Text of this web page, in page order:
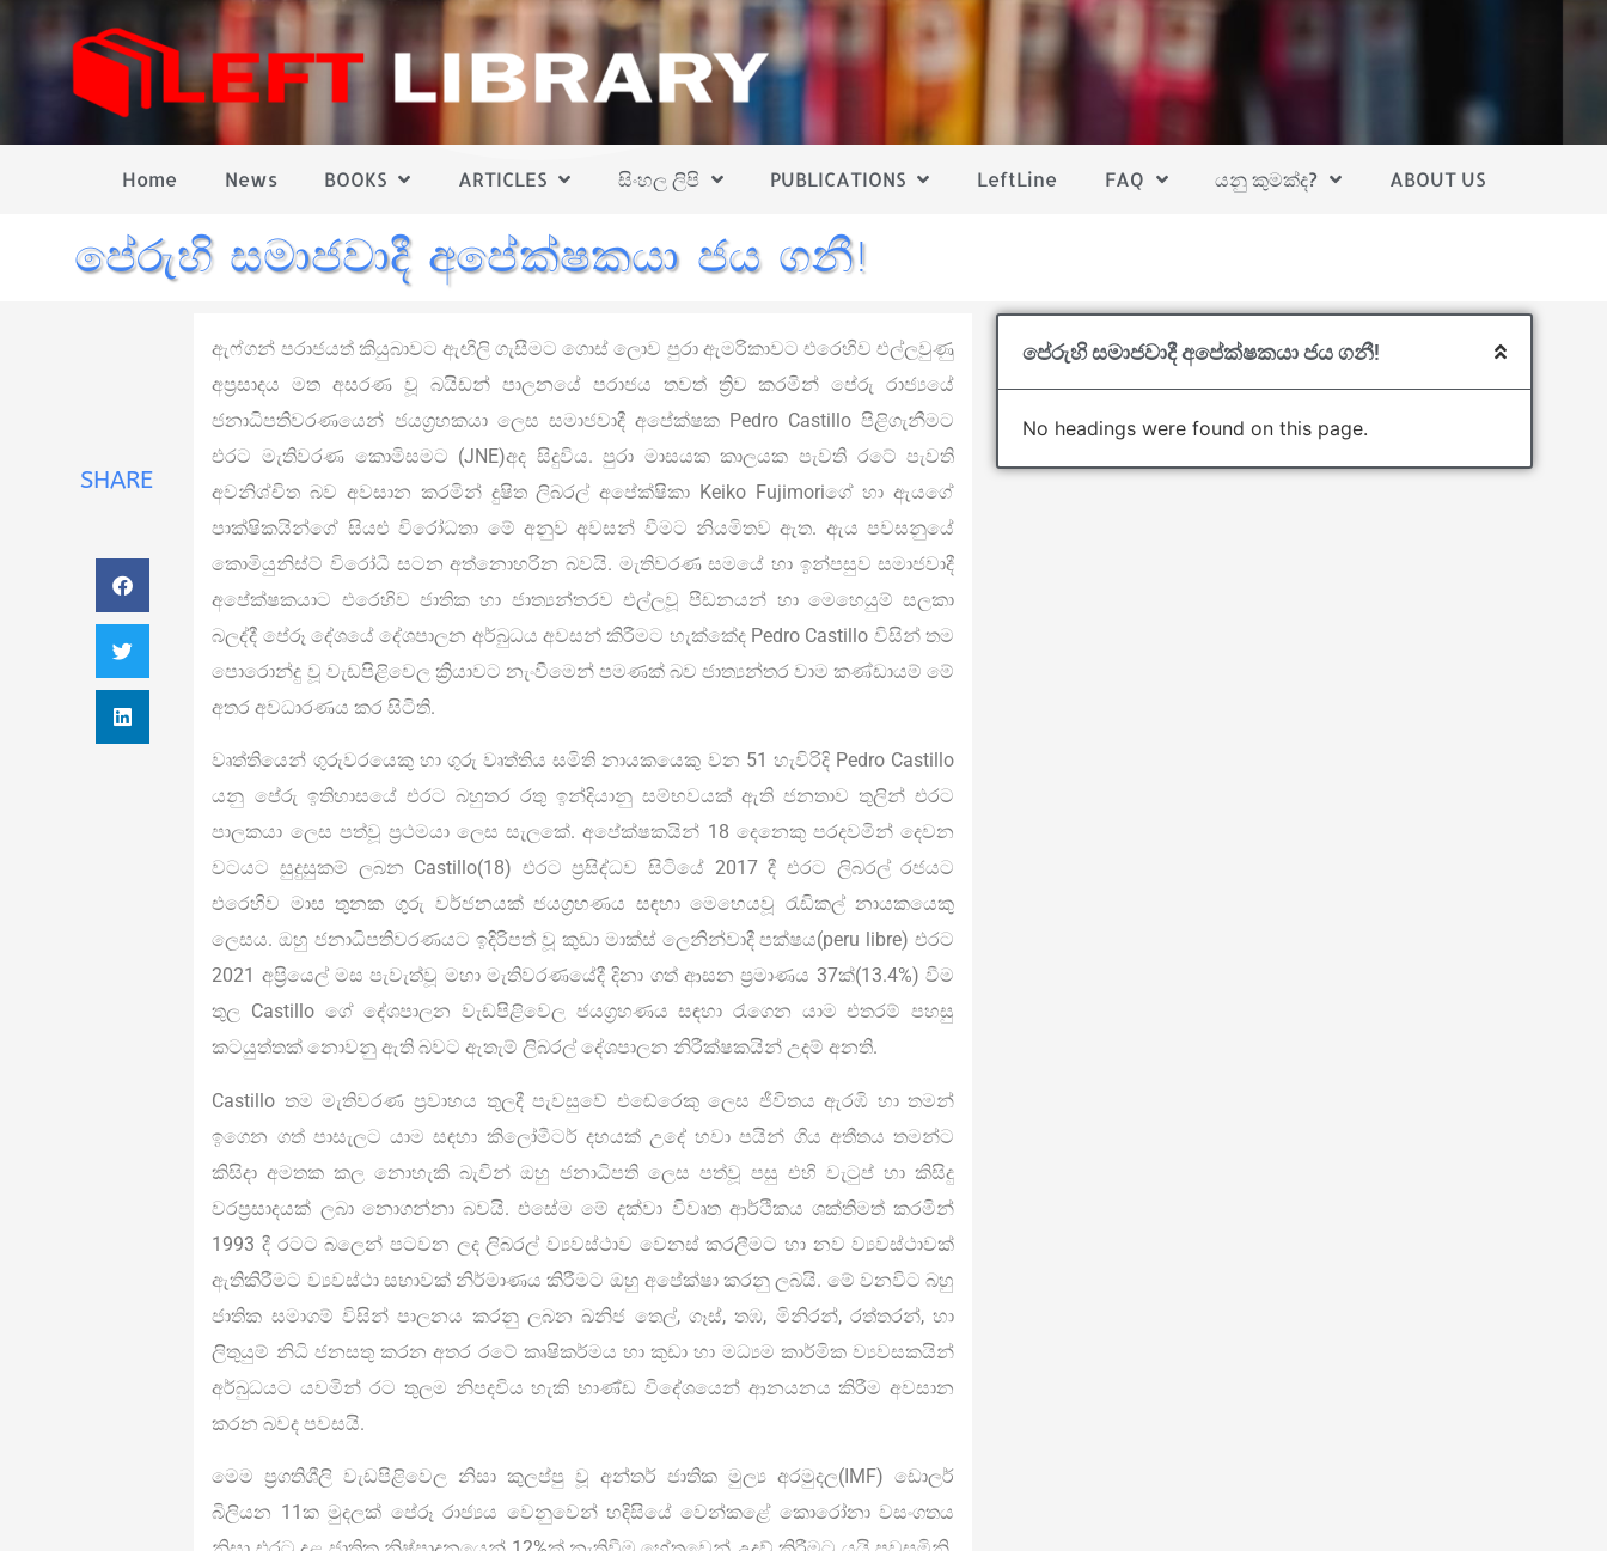
Home News BOOKS ARTICLES සිංහල ලිපි PUBLICATIONS LeftLine FAQ යනු කුමක්ද? ABOUT US
පේරුහි සමාජවාදී අපේක්ෂකයා ජය ගනී!
SHARE
ඇෆ්ගන් පරාජයත් කියුබාවට ඇඟිලි ගැසීමට ගොස් ලොව පුරා ඇමරිකාවට එරෙහිව එල්ලවුණු
අප්‍රසාදය මත අසරණ වූ බයිඩන් පාලනයේ පරාජය තවත් ත්‍රිව කරමින් පේරු රාජ්‍යයේ
ජනාධිපතිවරණයෙන් ජයග්‍රහකයා ලෙස සමාජවාදී අපේක්ෂක Pedro Castillo පිළිගැනීමට
එරට මැතිවරණ කොමිසමට (JNE)අද සිදුවිය. පුරා මාසයක කාලයක පැවති රටේ පැවති
අවනිශ්චිත බව අවසාන කරමින් දුෂිත ලිබරල් අපේක්ෂිකා Keiko Fujimoriගේ හා ඇයගේ
පාක්ෂිකයින්ගේ සියළු විරෝධතා මේ අනුව අවසන් වීමට නියමිතව ඇත. ඇය පවසනුයේ
කොමියුනිස්ට් විරෝධී සටන අත්නොහරින බවයි. මැතිවරණ සමයේ හා ඉන්පසුව සමාජවාදී
අපේක්ෂකයාට එරෙහිව ජාතික හා ජාත්‍යන්තරව එල්ලවූ පීඩනයන් හා මෙහෙයුම් සලකා
බලද්දී පේරූ දේශයේ දේශපාලන අර්බුධය අවසන් කිරීමට හැක්කේද Pedro Castillo විසින් තම
පොරොන්දු වූ වැඩපිළිවෙල ක්‍රියාවට නැංවීමෙන් පමණක් බව ජාත්‍යන්තර වාම කණ්ඩායම් මේ
අතර අවධාරණය කර සිටිති.
වෘත්තියෙන් ගුරුවරයෙකු හා ගුරු වෘත්තිය සමිති නායකයෙකු වන 51 හැවිරිදි Pedro Castillo
යනු පේරු ඉතිහාසයේ එරට බහුතර රතු ඉන්දියානු සම්භවයක් ඇති ජනතාව තුලින් එරට
පාලකයා ලෙස පත්වූ ප්‍රථමයා ලෙස සැලකේ. අපේක්ෂකයින් 18 දෙනෙකු පරදවමින් දෙවන
වටයට සුදුසුකම් ලබන Castillo(18) එරට ප්‍රසිද්ධව සිටියේ 2017 දී එරට ලිබරල් රජයට
එරෙහිව මාස තුනක ගුරු වර්ජනයක් ජයග්‍රහණය සඳහා මෙහෙයවූ රැඩිකල් නායකයෙකු
ලෙසය. ඔහු ජනාධිපතිවරණයට ඉදිරිපත් වූ කුඩා මාක්ස් ලෙනින්වාදී පක්ෂය(peru libre) එරට
2021 අප්‍රියෙල් මස පැවැත්වූ මහා මැතිවරණයේදී දිනා ගත් ආසන ප්‍රමාණය 37ක්(13.4%) වීම
තුල Castillo ගේ දේශපාලන වැඩපිළිවෙල ජයග්‍රහණය සඳහා රැගෙන යාම එතරම් පහසු
කටයුත්තක් නොවනු ඇති බවට ඇතැම් ලිබරල් දේශපාලන නිරීක්ෂකයින් උදම් අනති.
Castillo තම මැතිවරණ ප්‍රවාහය තුලදී පැවසුවේ එඬේරෙකු ලෙස ජීවිතය ඇරඹි හා තමන්
ඉගෙන ගත් පාසැලට යාම සඳහා කිලෝමීටර් දහයක් උදේ හවා පයින් ගිය අතීතය තමන්ට
කිසිදා අමතක කල නොහැකි බැවින් ඔහු ජනාධිපති ලෙස පත්වූ පසු එහි වැටුප් හා කිසිදු
වරප්‍රසාදයක් ලබා නොගන්නා බවයි. එසේම මේ දක්වා විවෘත ආර්ථිකය ශක්තිමත් කරමින්
1993 දී රටට බලෙන් පටවන ලද ලිබරල් ව්‍යවස්ථාව වෙනස් කරලීමට හා නව ව්‍යවස්ථාවක්
ඇතිකිරීමට ව්‍යවස්ථා සභාවක් නිර්මාණය කිරීමට ඔහු අපේක්ෂා කරනු ලබයි. මේ වනවිට බහු
ජාතික සමාගම් විසින් පාලනය කරනු ලබන ඛනිජ තෙල්, ගෑස්, තඹ, මිනිරන්, රත්තරන්, හා
ලිතුයුම් නිධි ජනසතු කරන අතර රටේ කෘෂිකර්මය හා කුඩා හා මධ්‍යම කාර්මික ව්‍යවසකයින්
අර්බුධයට යවමින් රට තුලම නිපදවිය හැකි භාණ්ඩ විදේශයෙන් ආනයනය කිරීම අවසාන
කරන බවද පවසයි.
මෙම ප්‍රගතිශීලි වැඩපිළිවෙල නිසා කුලප්පු වූ අන්තර් ජාතික මුල්‍ය අරමුදල(IMF) ඩොලර්
බිලියන 11ක මුදලක් පේරූ රාජ්‍යය වෙනුවෙන් හදිසියේ වෙන්කළේ කොරෝනා වසංගතය
පේරුහි සමාජවාදී අපේක්ෂකයා ජය ගනී!
No headings were found on this page.